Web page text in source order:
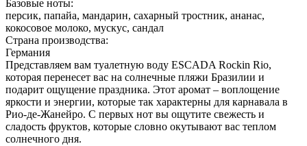
Базовые ноты:
персик, папайа, мандарин, сахарный тростник, ананас,
кокосовое молоко, мускус, сандал
Страна производства:
Германия
Представляем вам туалетную воду ESCADA Rockin Rio,
которая перенесет вас на солнечные пляжи Бразилии и
подарит ощущение праздника. Этот аромат – воплощение
яркости и энергии, которые так характерны для карнавала в
Рио-де-Жанейро. С первых нот вы ощутите свежесть и
сладость фруктов, которые словно окутывают вас теплом
солнечного дня.